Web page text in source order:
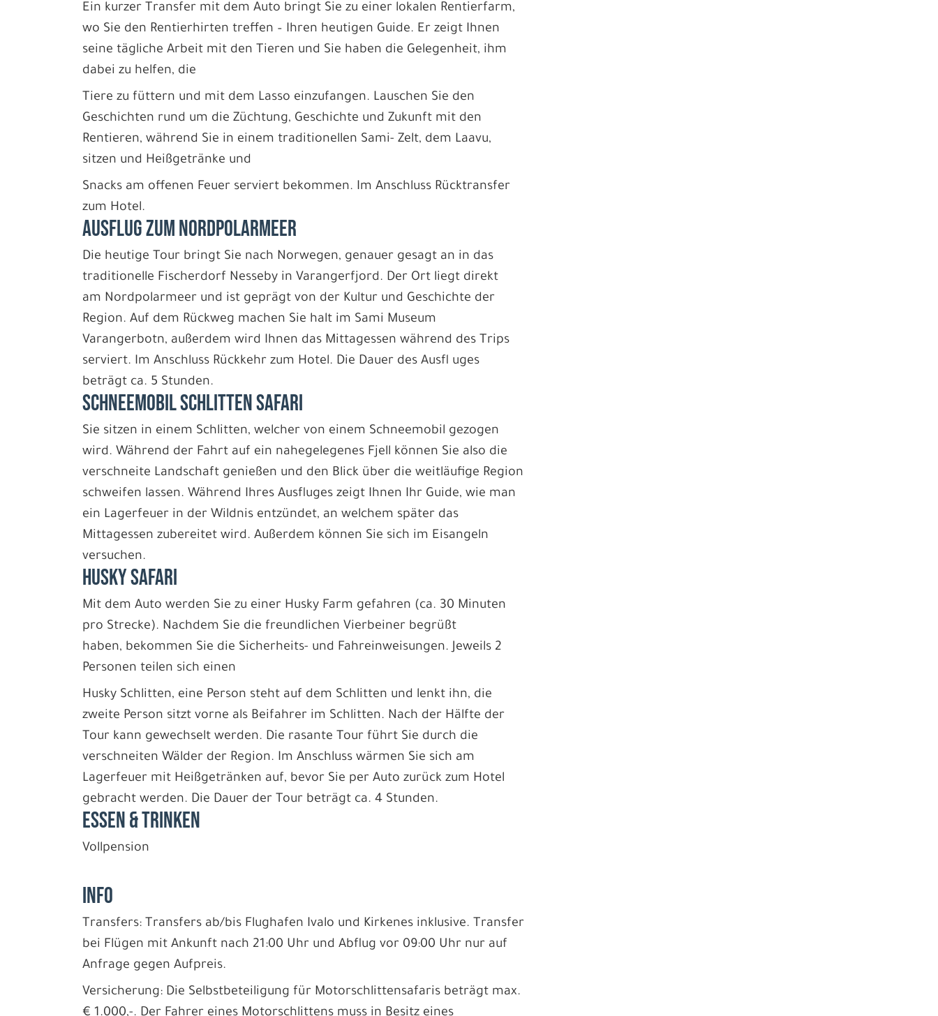
Ein kurzer Transfer mit dem Auto bringt Sie zu einer lokalen Rentierfarm,
wo Sie den Rentierhirten treffen – Ihren heutigen Guide. Er zeigt Ihnen
seine tägliche Arbeit mit den Tieren und Sie haben die Gelegenheit, ihm
dabei zu helfen, die
Tiere zu füttern und mit dem Lasso einzufangen. Lauschen Sie den
Geschichten rund um die Züchtung, Geschichte und Zukunft mit den
Rentieren, während Sie in einem traditionellen Sami- Zelt, dem Laavu,
sitzen und Heißgetränke und
Snacks am offenen Feuer serviert bekommen. Im Anschluss Rücktransfer
zum Hotel.
AUSFLUG ZUM NORDPOLARMEER
Die heutige Tour bringt Sie nach Norwegen, genauer gesagt an in das
traditionelle Fischerdorf Nesseby in Varangerfjord. Der Ort liegt direkt
am Nordpolarmeer und ist geprägt von der Kultur und Geschichte der
Region. Auf dem Rückweg machen Sie halt im Sami Museum
Varangerbotn, außerdem wird Ihnen das Mittagessen während des Trips
serviert. Im Anschluss Rückkehr zum Hotel. Die Dauer des Ausfl uges
beträgt ca. 5 Stunden.
SCHNEEMOBIL SCHLITTEN SAFARI
Sie sitzen in einem Schlitten, welcher von einem Schneemobil gezogen
wird. Während der Fahrt auf ein nahegelegenes Fjell können Sie also die
verschneite Landschaft genießen und den Blick über die weitläufige Region
schweifen lassen. Während Ihres Ausfluges zeigt Ihnen Ihr Guide, wie man
ein Lagerfeuer in der Wildnis entzündet, an welchem später das
Mittagessen zubereitet wird. Außerdem können Sie sich im Eisangeln
versuchen.
HUSKY SAFARI
Mit dem Auto werden Sie zu einer Husky Farm gefahren (ca. 30 Minuten
pro Strecke). Nachdem Sie die freundlichen Vierbeiner begrüßt
haben, bekommen Sie die Sicherheits- und Fahreinweisungen. Jeweils 2
Personen teilen sich einen
Husky Schlitten, eine Person steht auf dem Schlitten und lenkt ihn, die
zweite Person sitzt vorne als Beifahrer im Schlitten. Nach der Hälfte der
Tour kann gewechselt werden. Die rasante Tour führt Sie durch die
verschneiten Wälder der Region. Im Anschluss wärmen Sie sich am
Lagerfeuer mit Heißgetränken auf, bevor Sie per Auto zurück zum Hotel
gebracht werden. Die Dauer der Tour beträgt ca. 4 Stunden.
ESSEN & TRINKEN
Vollpension
INFO
Transfers: Transfers ab/bis Flughafen Ivalo und Kirkenes inklusive. Transfer
bei Flügen mit Ankunft nach 21:00 Uhr und Abflug vor 09:00 Uhr nur auf
Anfrage gegen Aufpreis.
Versicherung: Die Selbstbeteiligung für Motorschlittensafaris beträgt max.
€ 1.000,-. Der Fahrer eines Motorschlittens muss in Besitz eines